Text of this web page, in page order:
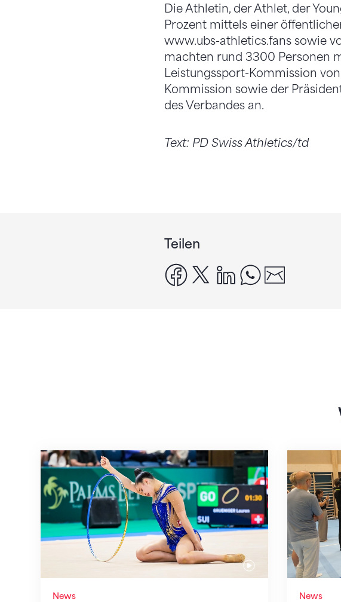
Die Athletin, der Athlet, der
Prozent mittels einer
www.ubs-athletics.fans sowie
machten rund 3300 Personen
Leistungssport-Kommission
Kommission sowie der
des Verbandes an.
Text: PD Swiss Athletics/td
Teilen
facebook
x linkedinwhatsapp
News
Nächster Halt: Weltmeisterschaft
News
Mit